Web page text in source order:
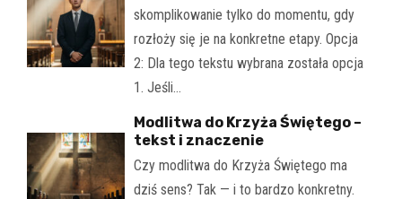
skomplikowanie tylko do momentu, gdy
rozłoży się je na konkretne etapy. Opcja
2: Dla tego tekstu wybrana została opcja
1. Jeśli…
Modlitwa do Krzyża Świętego –
tekst i znaczenie
Czy modlitwa do Krzyża Świętego ma
dziś sens? Tak — i to bardzo konkretny.